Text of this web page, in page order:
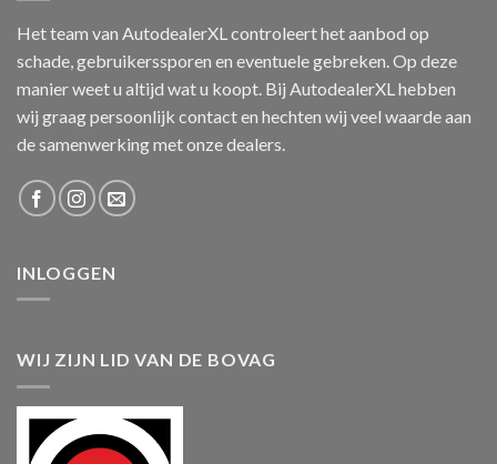
Het team van AutodealerXL controleert het aanbod op
schade, gebruikerssporen en eventuele gebreken. Op deze
manier weet u altijd wat u koopt. Bij AutodealerXL hebben
wij graag persoonlijk contact en hechten wij veel waarde aan
de samenwerking met onze dealers.
INLOGGEN
WIJ ZIJN LID VAN DE BOVAG